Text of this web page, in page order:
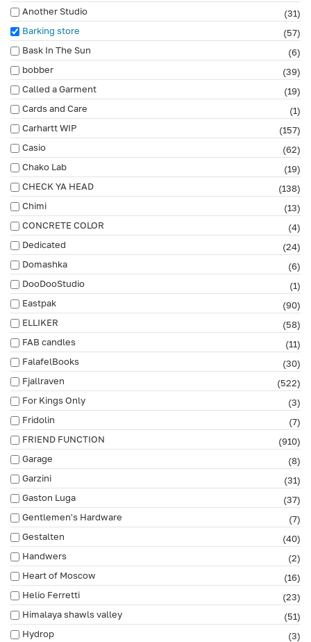
Another Studio
(31)
Barking store
(57)
Bask In The Sun
(6)
bobber
(39)
Called a Garment
(19)
Cards and Care
(1)
Carhartt WIP
(157)
Casio
(62)
Chako Lab
(19)
CHECK YA HEAD
(138)
Chimi
(13)
CONCRETE COLOR
(4)
Dedicated
(24)
Domashka
(6)
DooDooStudio
(1)
Eastpak
(90)
ELLIKER
(58)
FAB сandles
(11)
FalafelBooks
(30)
Fjallraven
(522)
For Kings Only
(3)
Fridolin
(7)
FRIEND FUNCTION
(910)
Garage
(8)
Garzini
(31)
Gaston Luga
(37)
Gentlemen's Hardware
(7)
Gestalten
(40)
Handwers
(2)
Heart of Moscow
(16)
Helio Ferretti
(23)
Himalaya shawls valley
(51)
Hydrop
(3)